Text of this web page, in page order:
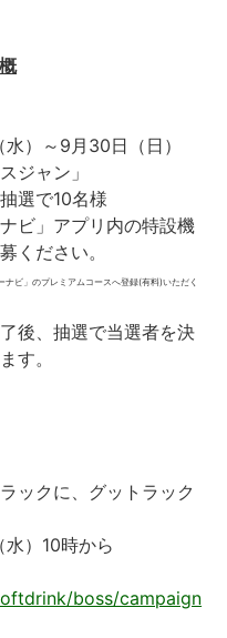
水）～9月30日（日）
ジャン」
選で10名様
ビ」アプリ内の特設機
ください。
ビ」のプレミアムコースへ登録(有料)いただく
後、抽選で当選者を決
す。
ックに、グットラック
水）10時から
boss/campaign